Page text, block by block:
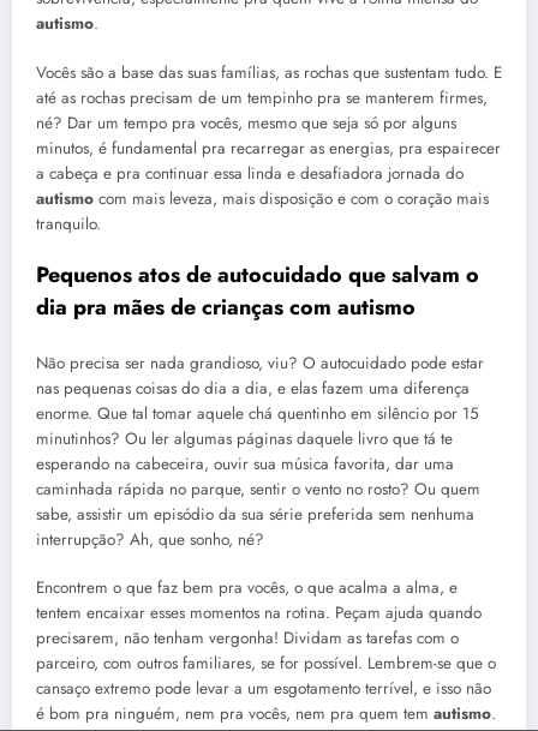
autismo.
Vocês são a base das suas famílias, as rochas que sustentam tudo. E
até as rochas precisam de um tempinho pra se manterem firmes,
né? Dar um tempo pra vocês, mesmo que seja só por alguns
minutos, é fundamental pra recarregar as energias, pra espairecer
a cabeça e pra continuar essa linda e desafiadora jornada do
autismo com mais leveza, mais disposição e com o coração mais
tranquilo.
Pequenos atos de autocuidado que salvam o
dia pra mães de crianças com autismo
Não precisa ser nada grandioso, viu? O autocuidado pode estar
nas pequenas coisas do dia a dia, e elas fazem uma diferença
enorme. Que tal tomar aquele chá quentinho em silêncio por 15
minutinhos? Ou ler algumas páginas daquele livro que tá te
esperando na cabeceira, ouvir sua música favorita, dar uma
caminhada rápida no parque, sentir o vento no rosto? Ou quem
sabe, assistir um episódio da sua série preferida sem nenhuma
interrupção? Ah, que sonho, né?
Encontrem o que faz bem pra vocês, o que acalma a alma, e
tentem encaixar esses momentos na rotina. Peçam ajuda quando
precisarem, não tenham vergonha! Dividam as tarefas com o
parceiro, com outros familiares, se for possível. Lembrem-se que o
cansaço extremo pode levar a um esgotamento terrível, e isso não
é bom pra ninguém, nem pra vocês, nem pra quem tem autismo.